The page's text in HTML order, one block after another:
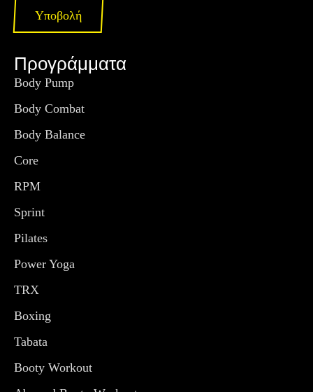
Υποβολή
Προγράμματα
Body Pump
Body Combat
Body Balance
Core
RPM
Sprint
Pilates
Power Yoga
TRX
Boxing
Tabata
Booty Workout